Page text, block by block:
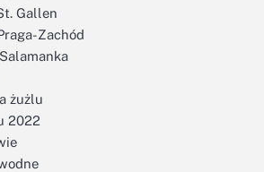
Gallen
Zachód
żużlu
2022